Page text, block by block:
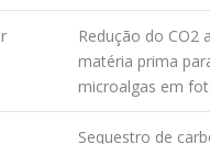
Redução do
matéria prima
microalgas em
Sequestro de